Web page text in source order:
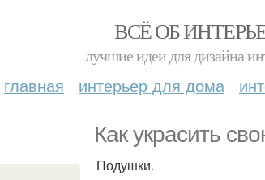
ВСЁ ОБ
лучшие идеи для дизайна
главная интерьер для дома
Как украсить
Подушки.